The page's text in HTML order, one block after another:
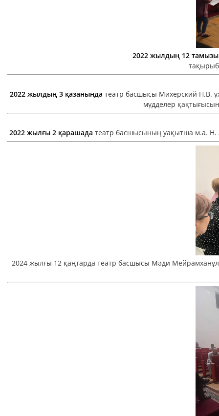
2022 жылдың 12
2022 жылдың 3 қазанында театр басшысы Михерский Н.В.
мүдделер
2022 жылғы 2 қарашада театр басшысының уақытша м.а. Н.
2024 жылғы 12 қаңтарда театр басшысы Мәди